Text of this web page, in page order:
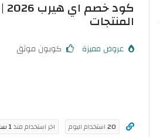
المنتجات
عروض مميزة كوبون موثق
20استخدام اليوم اخر استخدام منذ1 ساعة